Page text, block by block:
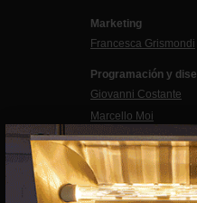
Marketing
Francesca Grismondi
Programación y
Giovanni Costante
Marcello Moi